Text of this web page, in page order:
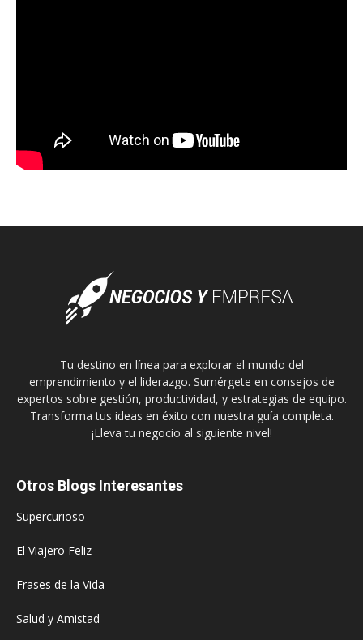
Tu destino en línea para explorar el mundo del
emprendimiento y el liderazgo. Sumérgete en consejos de
expertos sobre gestión, productividad, y estrategias de equipo.
Transforma tus ideas en éxito con nuestra guía completa.
¡Lleva tu negocio al siguiente nivel!
Otros Blogs Interesantes
Supercurioso
El Viajero Feliz
Frases de la Vida
Salud y Amistad